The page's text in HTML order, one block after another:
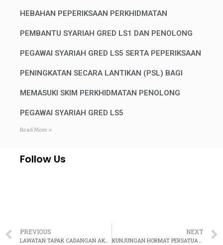
HEBAHAN PEPERIKSAAN PERKHIDMATAN
PEMBANTU SYARIAH GRED LS1 DAN PENOLONG
PEGAWAI SYARIAH GRED LS5 SERTA PEPERIKSAAN
PENINGKATAN SECARA LANTIKAN (PSL) BAGI
MEMASUKI SKIM PERKHIDMATAN PENOLONG
PEGAWAI SYARIAH GRED LS5
Read More »
Follow Us
PREVIOUS
LAWATAN TAPAK CADANGAN AKADEMI KEHAKIMAN SYARIAH MALAYSIA (AKSM) DI KEM PERMATA RESORT, ALOR GAJAH, MELAKA
NEXT
KUNJUNGAN HORMAT PERSATUAN PEGUAM SYARIE MALAYSIA (PGSM) KE JKSM